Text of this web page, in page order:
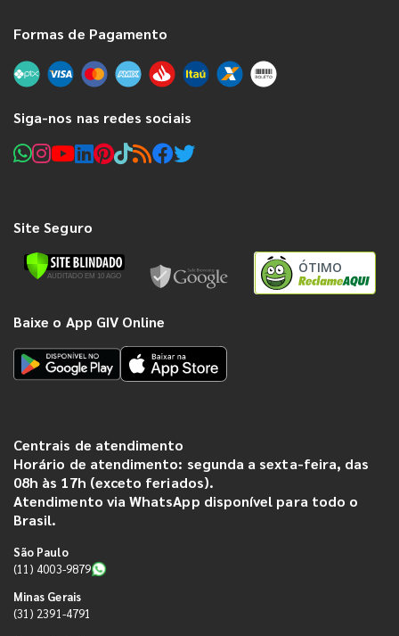
Formas de Pagamento
Siga-nos nas redes sociais
Site Seguro
ÓTIMO
Baixe o App GIV Online
Centrais de atendimento
Horário de atendimento: segunda a sexta-feira, das
08h às 17h (exceto feriados).
Atendimento via WhatsApp disponível para todo o
Brasil.
São Paulo
(11) 4003-9879
Minas Gerais
(31) 2391-4791